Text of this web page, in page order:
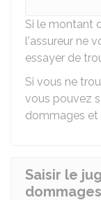
Si le montant
l'assureur ne
essayer de
Si vous ne
vous pouvez
dommages et
Saisir le